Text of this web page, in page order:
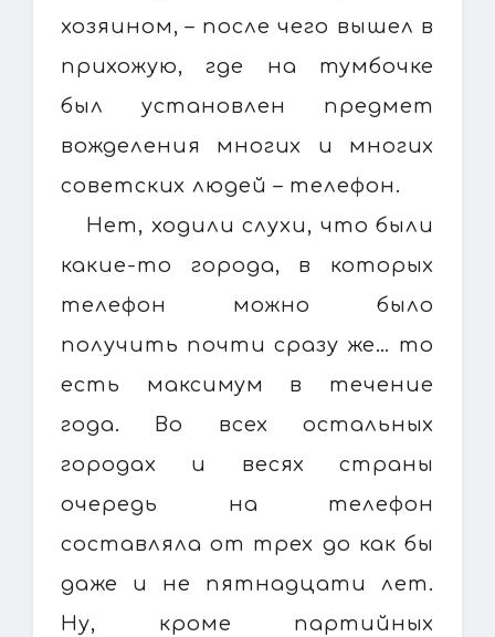
хозяином, – после чего вышел в
прихожую, где на тумбочке
был установлен предмет
вожделения многих и многих
советских людей – телефон.
Нет, ходили слухи, что были
какие-то города, в которых
телефон можно было
получить почти сразу же… то
есть максимум в течение
года. Во всех остальных
городах и весях страны
очередь на телефон
составляла от трех до как бы
даже и не пятнадцати лет.
Ну, кроме партийных